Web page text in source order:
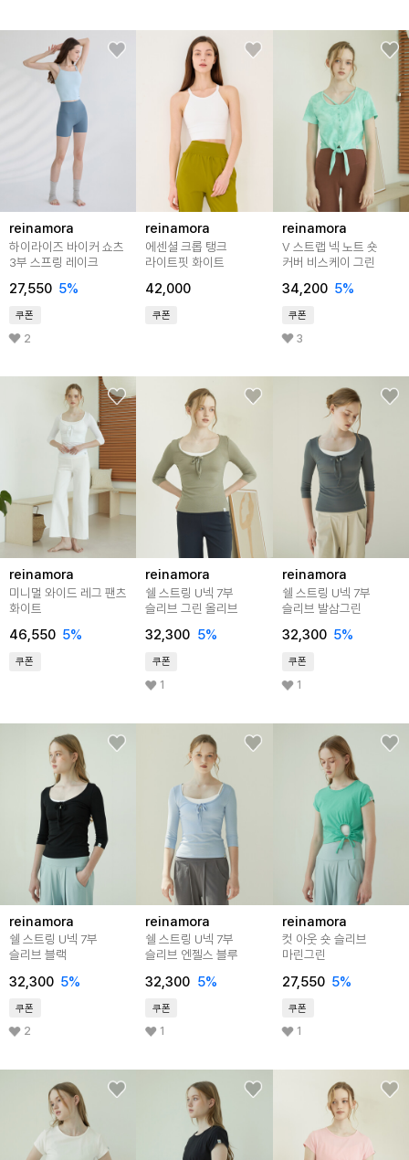
reinamora
하이라이즈 바이커 쇼츠
3부 스프링 레이크
27,550 5%
쿠폰
2
reinamora
에센셜 크롭 탱크
라이트핏 화이트
42,000
쿠폰
reinamora
V 스트랩 넥 노트 숏
커버 비스케이 그린
34,200 5%
쿠폰
3
reinamora
미니멀 와이드 레그 팬츠
화이트
46,550 5%
쿠폰
reinamora
쉘 스트링 U넥 7부
슬리브 그린 올리브
32,300 5%
쿠폰
1
reinamora
쉘 스트링 U넥 7부
슬리브 발삼그린
32,300 5%
쿠폰
1
reinamora
쉘 스트링 U넥 7부
슬리브 블랙
32,300 5%
쿠폰
2
reinamora
쉘 스트링 U넥 7부
슬리브 엔젤스 블루
32,300 5%
쿠폰
1
reinamora
컷 아웃 숏 슬리브
마린그린
27,550 5%
쿠폰
1